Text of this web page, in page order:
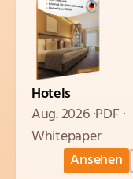
Hotels
Aug. 2026 PDF
Whitepaper
Ansehen